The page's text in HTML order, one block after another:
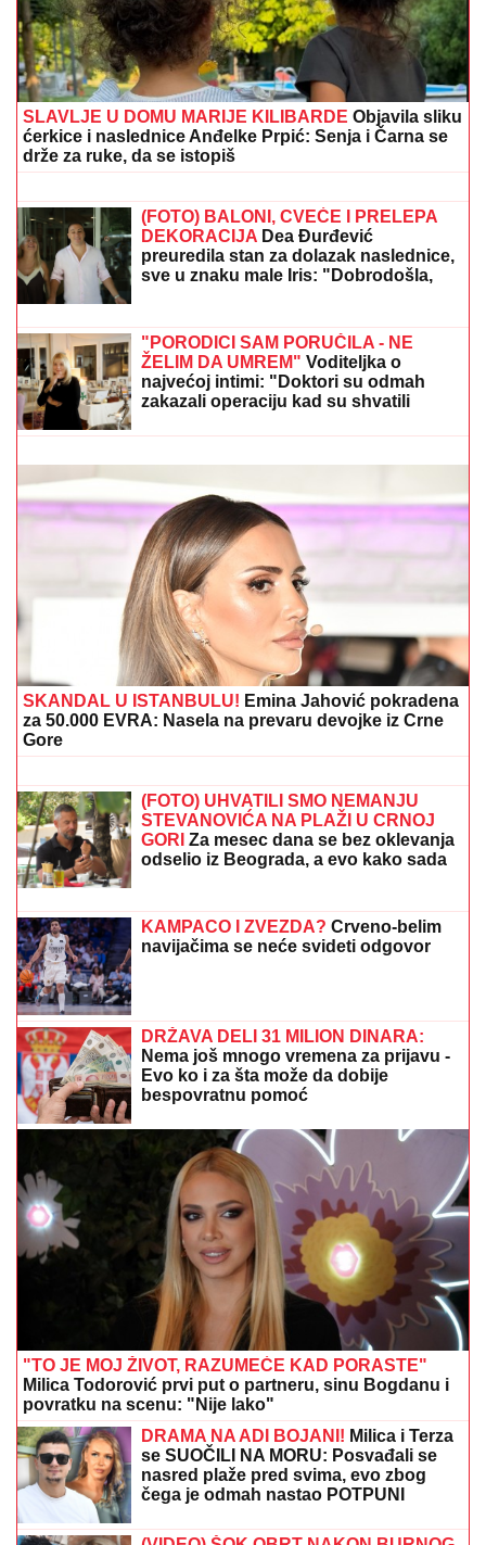
Žena Mikija Đuričića se bavi OZBILJNIM POSLOM
Angelina radi na dva mesta i ne eksponira se javno:
"Jako je sposobna"
SUVI LUKSUZ I EGZOTIKA!Anđela i
Gastoz pobegli na Maldive, pa se
pohvalili: Kokteli dobrodošlice,
nestvaran bazen i NEOČEKIVAN
Završio pod točkovima, ostao na
mestu mrtav: Jeziva nesreća u
Zemunu
SLAVLJE U DOMU MARIJE KILIBARDE
Objavila sliku
ćerkice i naslednice Anđelke Prpić: Senja i Čarna se
drže za ruke, da se istopiš
"MENI JE OLUJA BILA ODMOR"
Tompsonova sramna izjava o vojnoj
operaciji - evo šta je pričao pre tri
decenije: "PUŠKU IZ RATA čuvam kao
suvenir"
(FOTO) BALONI, CVEĆE I PRELEPA
sve u znaku male Iris: "Dobrodošla,
ljubavi"
"STEFANI MI BRANI DA VIDIM DETE"Haos na
crnogorskom primorju! Terza i Munjez oči u oči, on
progovorio o tužbama: "Pretila mi je, pokazao sam joj
dokaze" (VIDEO)
"PORODICI SAM PORUČILA - NE
ŽELIM DA UMREM"
Voditeljka o
najvećoj intimi: "Doktori su odmah
zakazali operaciju kad su shvatili
stanje stvari", ovo je samo jednom
pričala
Taki Marinković U DRUŠTVU
MISTERIOZNE PLAVUŠE dok javnost
bruji o Maji i HAOSU sa Asminom - kao
da ne daje "ni pet para" za nju!